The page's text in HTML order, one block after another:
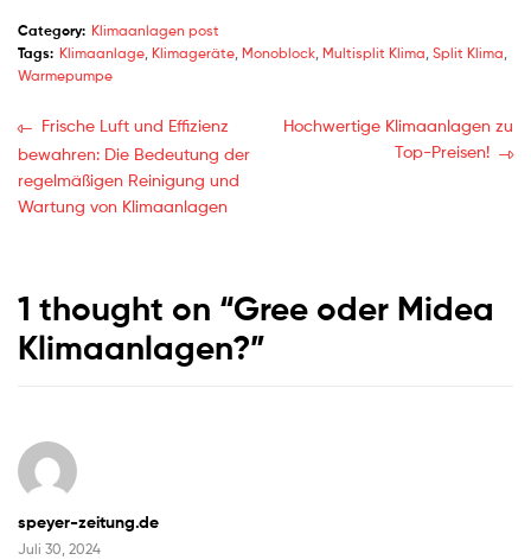
Category: Klimaanlagen post
Tags: Klimaanlage Klimageräte Monoblock Multisplit Klima Split Klima
Warmepumpe
Frische Luft und Effizienz
bewahren: Die Bedeutung der
regelmäßigen Reinigung und
Wartung von Klimaanlagen
Hochwertige Klimaanlagen zu
Top-Preisen!
1 thought on “Gree oder Midea
Klimaanlagen?”
speyer-zeitung.de
Juli 30, 2024